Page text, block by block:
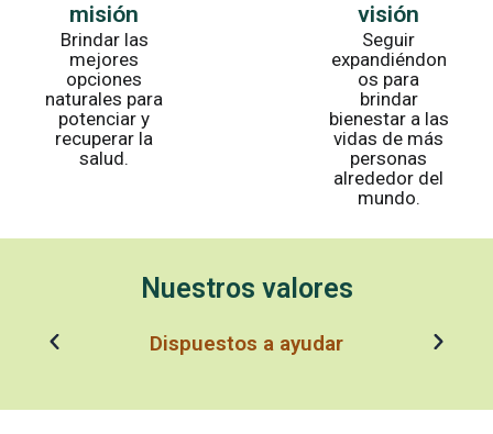
misión
Brindar las
mejores
opciones
naturales para
potenciar y
recuperar la
salud.
visión
Seguir
expandiéndon
os para
brindar
bienestar a las
vidas de más
personas
alrededor del
mundo.
Nuestros valores
Confianza en nuestro trabajo
P
e
N
x